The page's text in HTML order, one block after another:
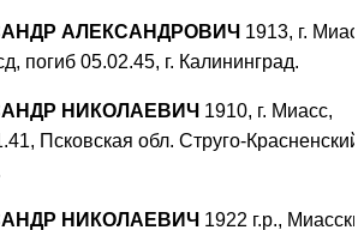
АЛЕКСАНДРОВИЧ 1913, г.
погиб 05.02.45, г. Калининград.
НИКОЛАЕВИЧ 1910, г. Миасс,
Псковская обл. Струго-Красненский
НИКОЛАЕВИЧ 1922 г.р.,